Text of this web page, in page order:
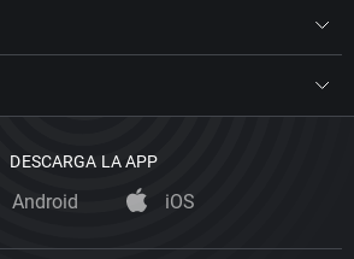
DESCARGA LA APP
Android iOS